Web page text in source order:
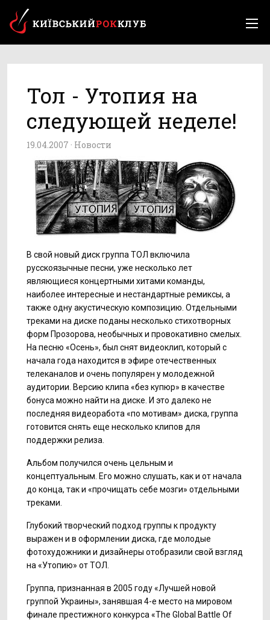
Тол - Утопия на
следующей неделе!
19.04.2007 · Новости
В свой новый диск группа ТОЛ включила
русскоязычные песни, уже несколько лет
являющиеся концертными хитами команды,
наиболее интересные и нестандартные ремиксы, а
также одну акустическую композицию. Отдельными
треками на диске поданы несколько стихотворных
форм Прозорова, необычных и провокативно смелых.
На песню «Осень», был снят видеоклип, который с
начала года находится в эфире отечественных
телеканалов и очень популярен у молодежной
аудитории. Версию клипа «без купюр» в качестве
бонуса можно найти на диске. И это далеко не
последняя видеоработа «по мотивам» диска, группа
готовится снять еще несколько клипов для
поддержки релиза.
Альбом получился очень цельным и
концептуальным. Его можно слушать, как и от начала
до конца, так и «прочищать себе мозги» отдельными
треками.
Глубокий творческий подход группы к продукту
выражен и в оформлении диска, где молодые
фотохудожники и дизайнеры отобразили свой взгляд
на «Утопию» от ТОЛ.
Группа, признанная в 2005 году «Лучшей новой
группой Украины», занявшая 4-е место на мировом
финале престижного конкурса «The Global Battle Of